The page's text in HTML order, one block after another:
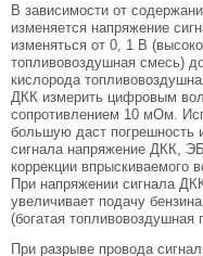
В зависимости от
изменяется напряжение
изменяться от 0, 1 В
топливовоздушная смесь)
кислорода
ДКК измерить цифровым
сопротивлением 10 мОм.
большую даст погрешность
сигнала напряжение ДКК,
коррекции впрыскиваемого
При напряжении сигнала
увеличивает подачу
(богатая
При разрыве провода